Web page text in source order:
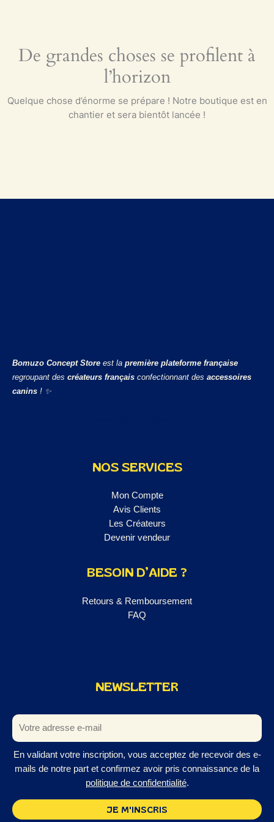
De grandes choses se profilent à
l’horizon
Quelque chose d’énorme se prépare ! Notre boutique est en
chantier et sera bientôt lancée !
Bomuzo Concept Store est la première plateforme française
regroupant des créateurs français confectionnant des accessoires
canins ! ✨
NOS SERVICES
Mon Compte
Avis Clients
Les Créateurs
Devenir vendeur
BESOIN D’AIDE ?
Retours & Remboursement
FAQ
NEWSLETTER
En validant votre inscription, vous acceptez de recevoir des e-
mails de notre part et confirmez avoir pris connaissance de la
politique de confidentialité.